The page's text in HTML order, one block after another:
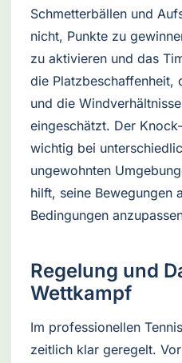
Schmetterbällen und
nicht, Punkte zu
zu aktivieren und das
die Platzbeschaffenheit,
und die
eingeschätzt. Der
wichtig bei
ungewohnten
hilft, seine Bewegungen
Bedingungen
Regelung und
Wettkampf
Im professionellen
zeitlich klar geregelt.